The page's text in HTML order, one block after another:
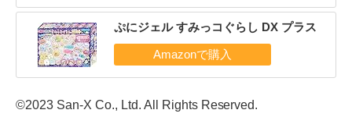
ぷにジェル すみっコぐらし DX プラス
©2023 San-X Co., Ltd. All Rights Reserved.